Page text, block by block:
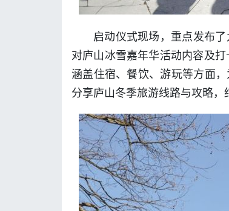
启动仪式现场，重点发布了
对庐山冰雪嘉年华活动内容及
涵盖住宿、餐饮、游玩等方面
分享庐山冬季旅游线路与攻略，